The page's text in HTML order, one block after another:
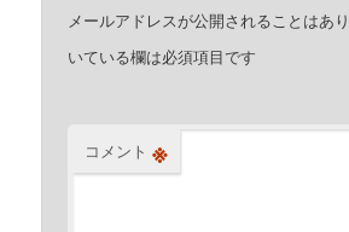
メールアドレスが公開されることはあり
いている欄は必須項目です
コメント ※